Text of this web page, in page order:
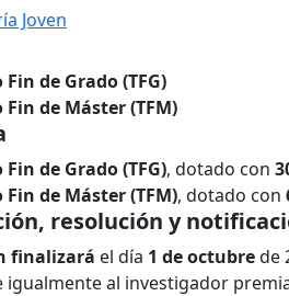
Joven
de Grado (TFG)
de Máster (TFM)
de Grado (TFG), dotado con
de Máster (TFM), dotado con
resolución y
finalizará el día 1 de octubrede
igualmente al investigador